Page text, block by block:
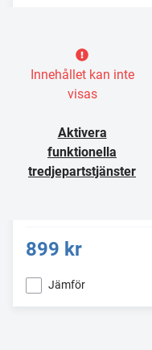
Innehållet kan inte
visas
Aktivera
funktionella
tredjepartstjänster
899 kr
Jämför